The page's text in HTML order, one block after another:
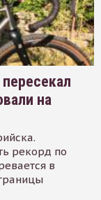
на
рекорд по
в